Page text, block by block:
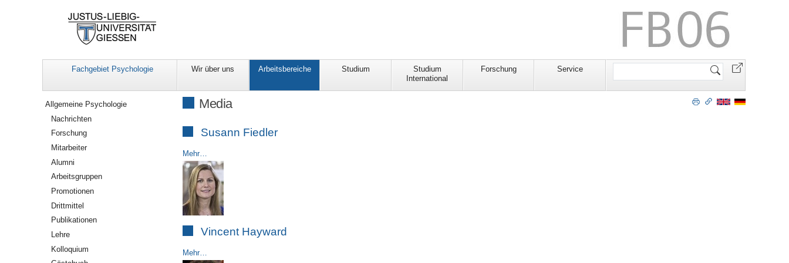
Fachgebiet Psychologie Wir über uns Arbeitsbereiche Studium
Studium
International
Forschung Service
Website
Media
Susann Fiedler
Mehr…
Vincent Hayward
Mehr…
Navigation
Allgemeine Psychologie
Nachrichten
Forschung
Mitarbeiter
Alumni
Arbeitsgruppen
Promotionen
Drittmittel
Publikationen
Lehre
Kolloquium